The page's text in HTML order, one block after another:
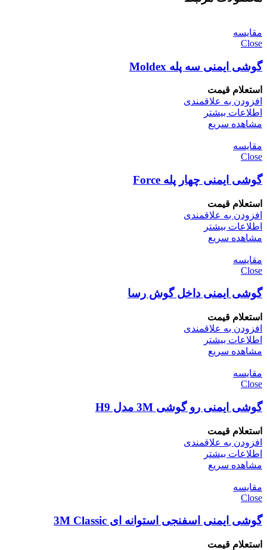
مقایسه
Close
گوشی ایمنی سه پله Moldex
استعلام قیمت
افزودن به علاقمندی
اطلاعات بیشتر
مشاهده سریع
مقایسه
Close
گوشی ایمنی چهار پله Force
استعلام قیمت
افزودن به علاقمندی
اطلاعات بیشتر
مشاهده سریع
مقایسه
Close
گوشی ایمنی داخل گوش رسا
استعلام قیمت
افزودن به علاقمندی
اطلاعات بیشتر
مشاهده سریع
مقایسه
Close
گوشی ایمنی رو گوشی 3M مدل H9
استعلام قیمت
افزودن به علاقمندی
اطلاعات بیشتر
مشاهده سریع
مقایسه
Close
گوشی ایمنی اسفنجی استوانه ای 3M Classic
استعلام قیمت